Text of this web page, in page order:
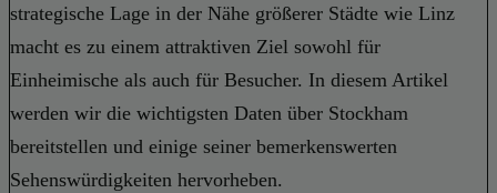
strategische Lage in der Nähe größerer Städte wie Linz
macht es zu einem attraktiven Ziel sowohl für
Einheimische als auch für Besucher. In diesem Artikel
werden wir die wichtigsten Daten über Stockham
bereitstellen und einige seiner bemerkenswerten
Sehenswürdigkeiten hervorheben.